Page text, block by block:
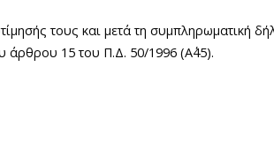
τους και μετά τη συμπληρωματική
άρθρου 15 του Π.Δ. 50/1996 (Α΄45).